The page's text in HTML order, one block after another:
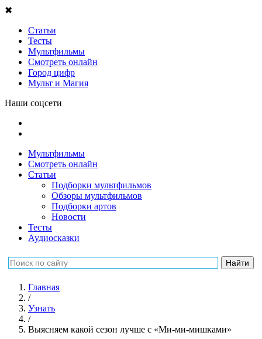
✖
Статьи
Тесты
Мультфильмы
Смотреть онлайн
Город цифр
Мульт и Магия
Наши соцсети
Мультфильмы
Смотреть онлайн
Статьи
Подборки мультфильмов
Обзоры мультфильмов
Подборки артов
Новости
Тесты
Аудиосказки
Главная
/
Узнать
/
Выясняем какой сезон лучше с «Ми-ми-мишками»